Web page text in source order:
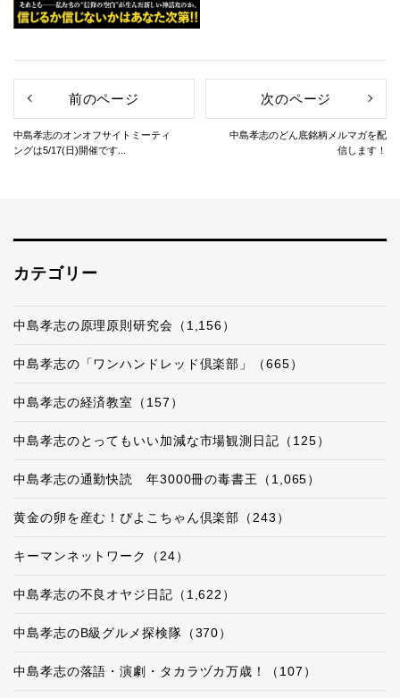
前のページ
中島孝志のオンオフサイトミーティ
ングは5/17(日)開催です...
次のページ
中島孝志のどん底銘柄メルマガを配
信します！
カテゴリー
中島孝志の原理原則研究会（1,156）
中島孝志の「ワンハンドレッド倶楽部」（665）
中島孝志の経済教室（157）
中島孝志のとってもいい加減な市場観測日記（125）
中島孝志の通勤快読 年3000冊の毒書王（1,065）
黄金の卵を産む！ぴよこちゃん倶楽部（243）
キーマンネットワーク（24）
中島孝志の不良オヤジ日記（1,622）
中島孝志のB級グルメ探検隊（370）
中島孝志の落語・演劇・タカラヅカ万歳！（107）